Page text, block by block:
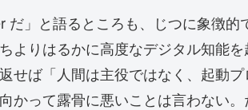
」と語るところも、じつに象徴的
よりはるかに高度なデジタル知能
せば「人間は主役ではなく、起動プ
かって露骨に悪いことは言わない